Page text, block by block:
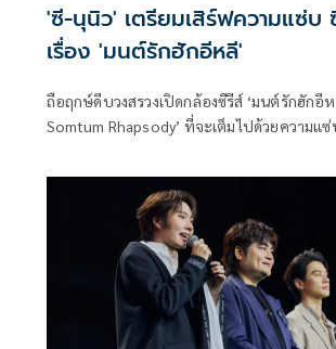
'ซี-นุนิว' เตรียมเสิร์ฟความแซ่บ
เรื่อง 'มนต์รักฮักอีหลี'
ถือฤกษ์ดีบวงสรวงเปิดกล้องซีรีส์ ‘มนต์รักฮักอีห
Somtum Rhapsody’ ที่จะเต็มไปด้วยความแ
ใหม่ ๆ ให้วงการกับซีรีส์ Musical Boy Love เรื่
พัฒนาด้านความบันเทิงของบอสใหญ่ ‘อ๊อฟ
จำปา’ พร้อมนำหนึ่งก้าวผ่านไอเดียใหม่ ๆ ให้
ซีรีส์ โดยเป็นผลงานภายใต้การผลิตของ ‘บริษั